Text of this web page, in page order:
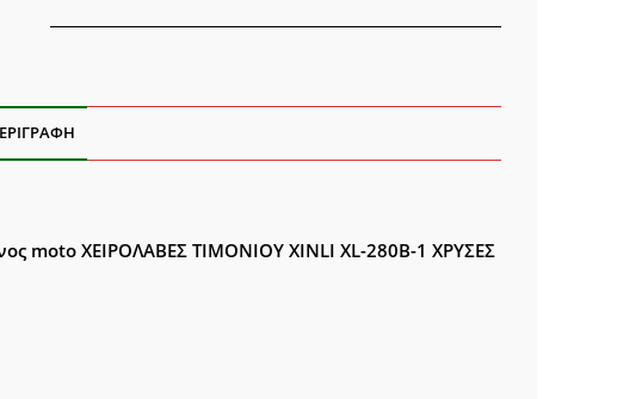
motoΧΕΙΡΟΛΑΒΕΣ ΤΙΜΟΝΙΟΥ XINLI XL-280B-1 ΧΡΥΣΕΣ